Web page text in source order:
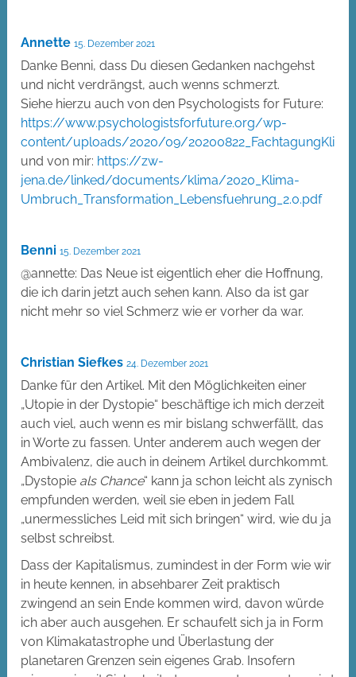
Annette 15. Dezember 2021
Danke Benni, dass Du diesen Gedanken nachgehst
und nicht verdrängst, auch wenns schmerzt.
Siehe hierzu auch von den Psychologists for Future:
https://www.psychologistsforfuture.org/wp-
content/uploads/2020/09/
und von mir: https://zw-
jena.de/linked/documents/klima/2020_Klima-
Umbruch_Transformation_Lebensfuehrung_2.0.pdf
Benni 15. Dezember 2021
@annette: Das Neue ist eigentlich eher die Hoffnung,
die ich darin jetzt auch sehen kann. Also da ist gar
nicht mehr so viel Schmerz wie er vorher da war.
Christian Siefkes 24. Dezember 2021
Danke für den Artikel. Mit den Möglichkeiten einer
„Utopie in der Dystopie“ beschäftige ich mich derzeit
auch viel, auch wenn es mir bislang schwerfällt, das
in Worte zu fassen. Unter anderem auch wegen der
Ambivalenz, die auch in deinem Artikel durchkommt.
„Dystopie als Chance“ kann ja schon leicht als zynisch
empfunden werden, weil sie eben in jedem Fall
„unermessliches Leid mit sich bringen“ wird, wie du ja
selbst schreibst.
Dass der Kapitalismus, zumindest in der Form wie wir
in heute kennen, in absehbarer Zeit praktisch
zwingend an sein Ende kommen wird, davon würde
ich aber auch ausgehen. Er schaufelt sich ja in Form
von Klimakatastrophe und Überlastung der
planetaren Grenzen sein eigenes Grab. Insofern